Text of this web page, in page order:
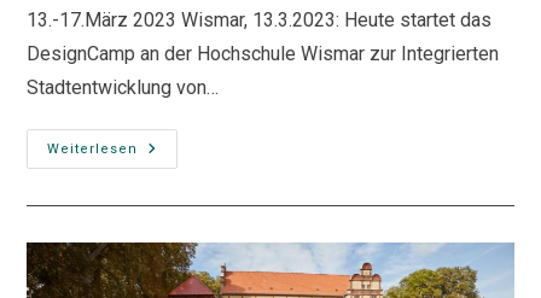
13.-17.März 2023 Wismar, 13.3.2023: Heute startet das
DesignCamp an der Hochschule Wismar zur Integrierten
Stadtentwicklung von…
Weiterlesen
„Zukunft
Bad
Internationales